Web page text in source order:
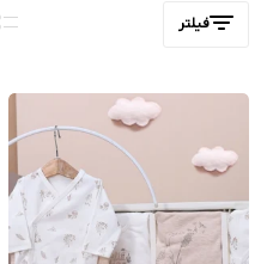
فیلتر